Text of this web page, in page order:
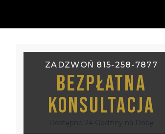
ZADZWOŃ 815-258-7877
Bezpłatna
Konsultacja
Dostępne 24 Godziny na Dobę